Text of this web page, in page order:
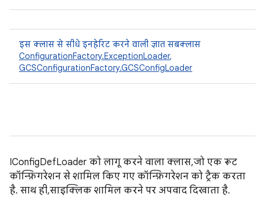
इस क्लास से सीधे इनहेरिट करने वाली ज्ञात सबक्लास
ConfigurationFactory.ExceptionLoader,
GCSConfigurationFactory.GCSConfigLoader
IConfigDefLoader को लागू करने वाला क्लास, जो एक रूट
कॉन्फ़िगरेशन से शामिल किए गए कॉन्फ़िगरेशन को ट्रैक करता
है. साथ ही, साइक्लिक शामिल करने पर अपवाद दिखाता है.